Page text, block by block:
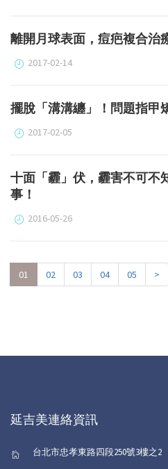
離開月球表面，痘疤複合治
2017-02-14
擺脫「溝溝纏」！問題指甲
2017-02-05
十面「霾」伏，霾害不可不
事！
2016-05-26
01 02 03 04 05 >
延吉美連絡資訊
台北市忠孝東路四段250號3樓之2